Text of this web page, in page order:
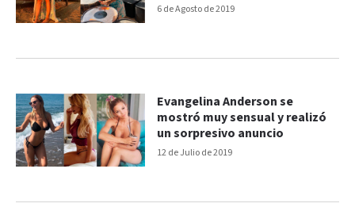
6 de Agosto de 2019
12 de Julio de 2019
Evangelina Anderson se
mostró muy sensual y realizó
un sorpresivo anuncio